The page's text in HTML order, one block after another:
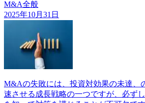
M&A全般
2025年10月31日
M&Aの失敗には、投資対効果の未達、
速させる成長戦略の一つですが、必ず